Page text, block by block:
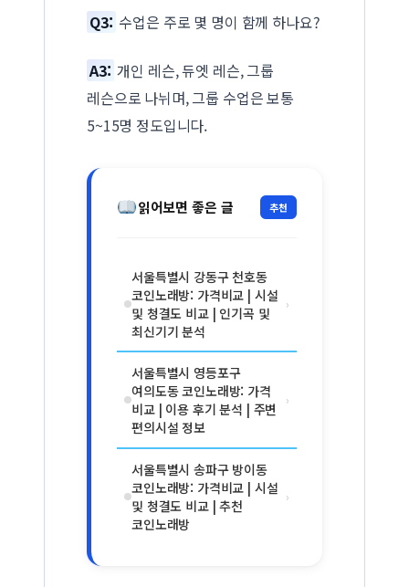
Q3: 수업은 주로 몇 명이 함께 하나요?
A3: 개인 레슨, 듀엣 레슨, 그룹
레슨으로 나뉘며, 그룹 수업은 보통
5~15명 정도입니다.
읽어보면 좋은 글 추천
서울특별시 강동구 천호동
코인노래방: 가격비교 | 시설
및 청결도 비교 | 인기곡 및
최신기기 분석
›
서울특별시 영등포구
여의도동 코인노래방: 가격
비교 | 이용 후기 분석 | 주변
편의시설 정보
›
서울특별시 송파구 방이동
코인노래방: 가격비교 | 시설
및 청결도 비교 | 추천
코인노래방
›